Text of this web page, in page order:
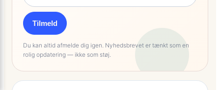
Tilmeld
Du kan altid afmelde dig igen. Nyhedsbrevet er tænkt som en
rolig opdatering — ikke som støj.